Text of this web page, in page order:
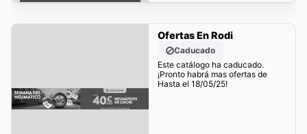
Ofertas En Rodi
Caducado
Este catálogo ha caducado.
¡Pronto habrá mas ofertas de
Hasta el 18/05/25!